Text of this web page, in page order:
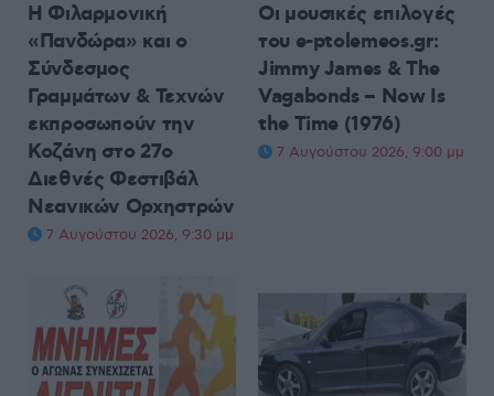
Η Φιλαρμονική
«Πανδώρα» και ο
Σύνδεσμος
Γραμμάτων & Τεχνών
εκπροσωπούν την
Κοζάνη στο 27ο
Διεθνές Φεστιβάλ
Νεανικών Ορχηστρών
7 Αυγούστου 2026, 9:30 μμ
Οι μουσικές επιλογές
του e-ptolemeos.gr:
Jimmy James & The
Vagabonds – Now Is
the Time (1976)
7 Αυγούστου 2026, 9:00 μμ